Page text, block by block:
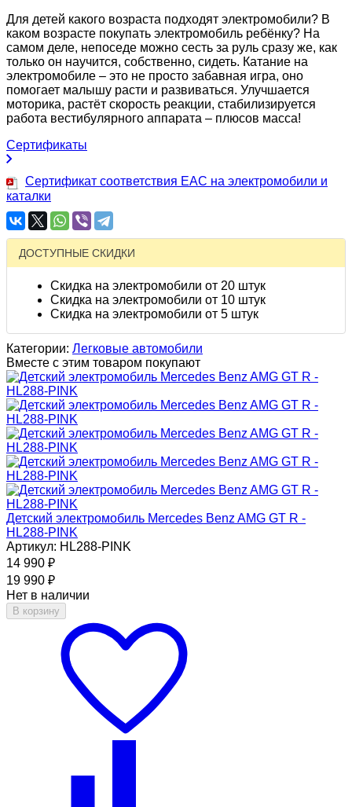
Для детей какого возраста подходят электромобили? В
каком возрасте покупать электромобиль ребёнку? На
самом деле, непоседе можно сесть за руль сразу же, как
только он научится, собственно, сидеть. Катание на
электромобиле – это не просто забавная игра, оно
помогает малышу расти и развиваться. Улучшается
моторика, растёт скорость реакции, стабилизируется
работа вестибулярного аппарата – плюсов масса!
Сертификаты
Сертификат соответствия EAC на электромобили и
каталки
ДОСТУПНЫЕ СКИДКИ
Скидка на электромобили от 20 штук
Скидка на электромобили от 10 штук
Скидка на электромобили от 5 штук
Категории: Легковые автомобили
Вместе с этим товаром покупают
Детский электромобиль Mercedes Benz AMG GT R -
HL288-PINK
Артикул: HL288-PINK
14 990 ₽
19 990 ₽
Нет в наличии
В корзину